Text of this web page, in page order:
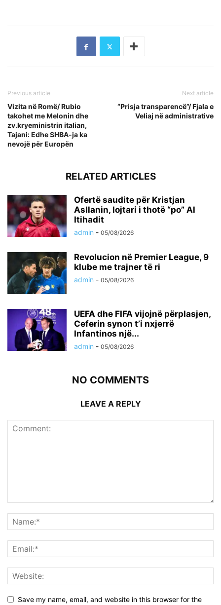
Previous article
Vizita në Romë/ Rubio
takohet me Melonin dhe
zv.kryeministrin italian,
Tajani: Edhe SHBA-ja ka
nevojë për Europën
Next article
“Prisja transparencë”/ Fjala e
Veliaj në administrative
RELATED ARTICLES
Ofertë saudite për Kristjan
Asllanin, lojtari i thotë “po” Al
Itihadit
admin - 05/08/2026
Revolucion në Premier League, 9
klube me trajner të ri
admin - 05/08/2026
UEFA dhe FIFA vijojnë përplasjen,
Ceferin synon t’i nxjerrë
Infantinos një...
admin - 05/08/2026
NO COMMENTS
LEAVE A REPLY
Save my name, email, and website in this browser for the